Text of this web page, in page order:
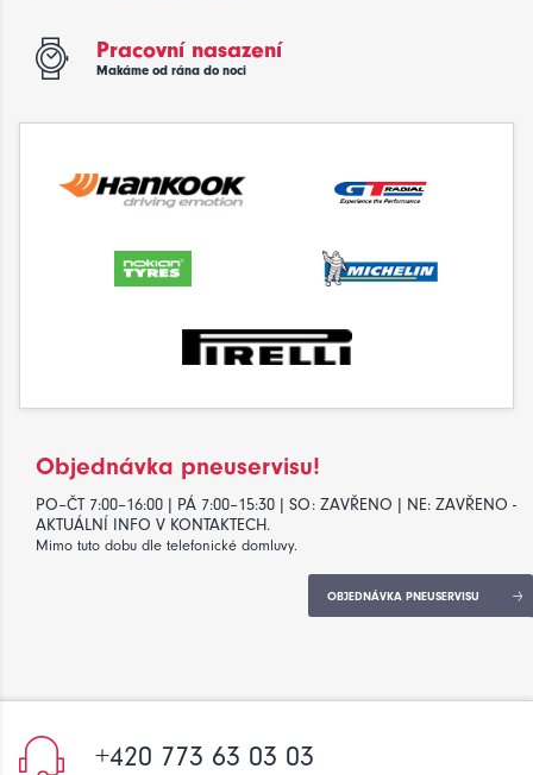
Pracovní nasazení
Makáme od rána do noci
Objednávka pneuservisu!
PO–ČT 7:00–16:00 | PÁ 7:00–15:30 | SO: ZAVŘENO | NE: ZAVŘENO -
AKTUÁLNÍ INFO V KONTAKTECH.
Mimo tuto dobu dle telefonické domluvy.
OBJEDNÁVKA PNEUSERVISU
+420 773 63 03 03